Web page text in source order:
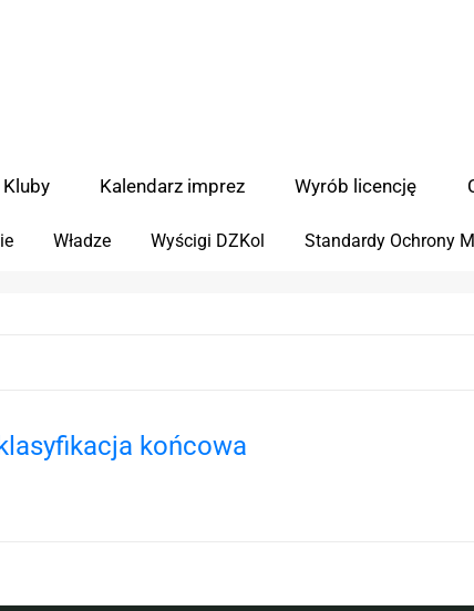
Kluby Kalendarz imprez Wyrób licencję
Władze Wyścigi DZKol Standardy Ochrony
końcowa